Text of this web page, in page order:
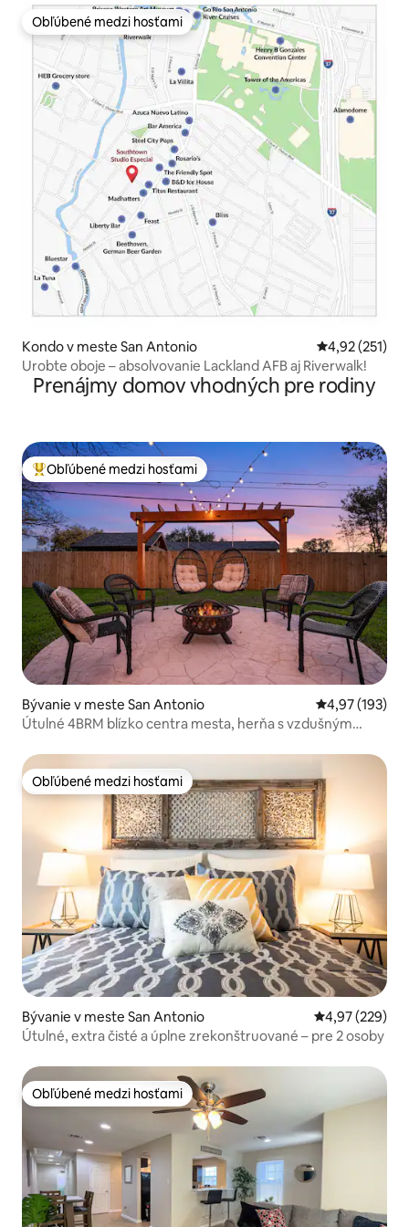
Obľúbené medzi hosťami
Obľúbené medzi hosťami
Kondo v meste San Antonio Priemerné
4,92 (251)
Urobte oboje – absolvovanie Lackland AFB aj Riverwalk!
Prenájmy domov vhodných pre rodiny
Najobľúbenejšie medzi hosťami
Obľúbené medzi hosťami
Bývanie v meste San Antonio Priemerné
4,97 (193)
Útulné 4BRM blízko centra mesta, herňa s vzdušným
Obľúbené medzi hosťami
Obľúbené medzi hosťami
Bývanie v meste San Antonio Priemerné
4,97 (229)
Útulné, extra čisté a úplne zrekonštruované – pre 2 osoby
Obľúbené medzi hosťami
Obľúbené medzi hosťami